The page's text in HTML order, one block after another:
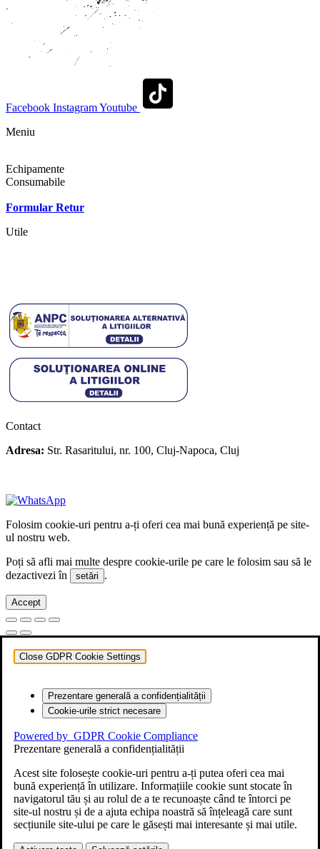
Facebook InstagramYoutube
Meniu
Echipamente
Consumabile
Formular Retur
Utile
Contact
Adresa: Str. Rasaritului, nr. 100, Cluj-Napoca, Cluj
Folosim cookie-uri pentru a-ți oferi cea mai bună experiență pe site-
ul nostru web.
Poți să afli mai multe despre cookie-urile pe care le folosim sau să le
dezactivezi în
setări .
Accept
Close GDPR Cookie Settings
Prezentare generală a confidențialității
Cookie-urile strict necesare
Powered by GDPR Cookie Compliance
Prezentare generală a confidențialității
Acest site folosește cookie-uri pentru a-ți putea oferi cea mai
bună experiență în utilizare. Informațiile cookie sunt stocate în
navigatorul tău și au rolul de a te recunoaște când te întorci pe
site-ul nostru și de a ajuta echipa noastră să înțeleagă care sunt
secțiunile site-ului pe care le găsești mai interesante și mai utile.